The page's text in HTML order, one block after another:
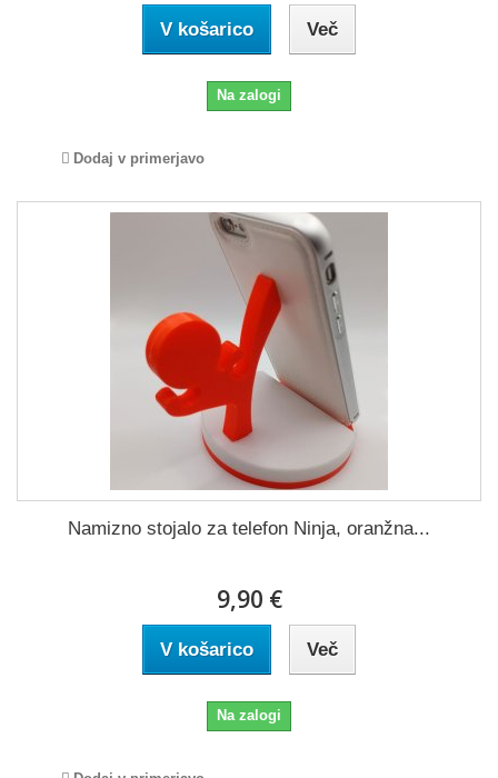
V košarico Več
Na zalogi
Dodaj v primerjavo
Namizno stojalo za telefon Ninja, oranžna...
9,90 €
V košarico Več
Na zalogi